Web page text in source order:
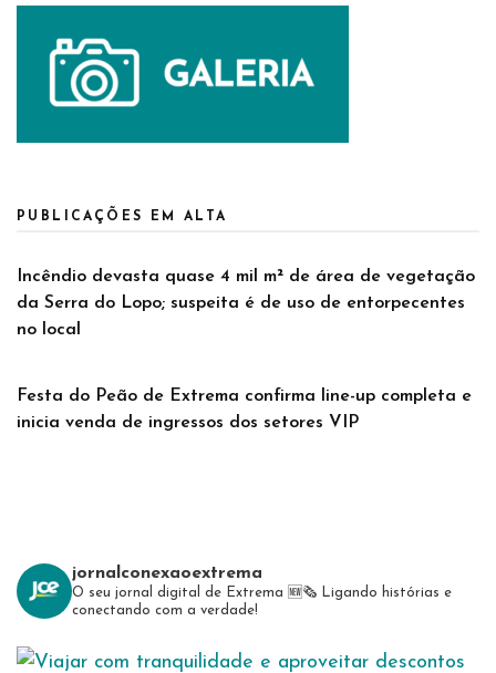
PUBLICAÇÕES EM ALTA
Incêndio devasta quase 4 mil m² de área de vegetação
da Serra do Lopo; suspeita é de uso de entorpecentes
no local
Festa do Peão de Extrema confirma line-up completa e
inicia venda de ingressos dos setores VIP
jornalconexaoextrema
O seu jornal digital de Extrema 🆕️🗞 Ligando histórias e
conectando com a verdade!